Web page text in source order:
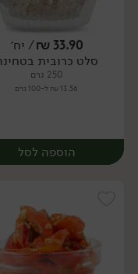
יח׳
33.90
₪/ יח׳
סלט כרובית
250 גרם
13.56 ₪ ל-100 גרם
הוספה לסל